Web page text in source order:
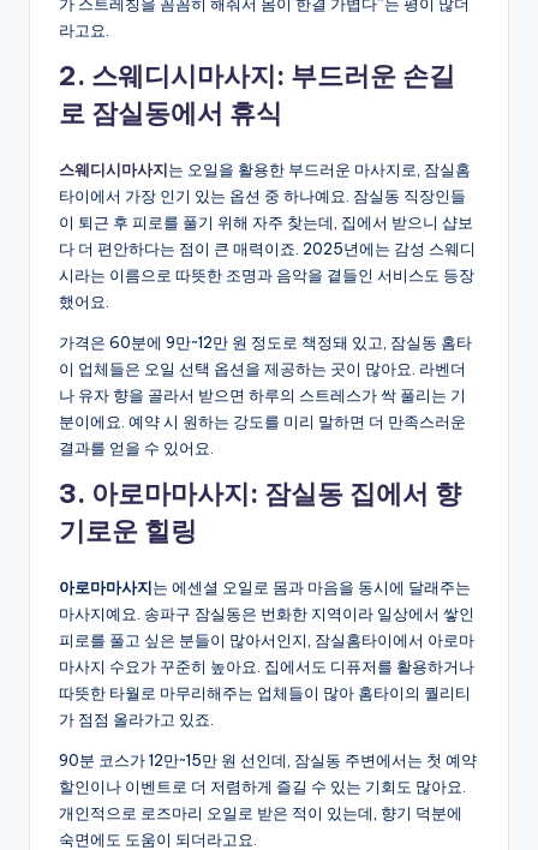
라고요.
2. 스웨디시마사지: 부드러운 손길
로 잠실동에서 휴식
스웨디시마사지는 오일을 활용한 부드러운 마사지로, 잠실홈
타이에서 가장 인기 있는 옵션 중 하나예요. 잠실동 직장인들
이 퇴근 후 피로를 풀기 위해 자주 찾는데, 집에서 받으니 샵보
다 더 편안하다는 점이 큰 매력이죠. 2025년에는 감성 스웨디
시라는 이름으로 따뜻한 조명과 음악을 곁들인 서비스도 등장
했어요.
가격은 60분에 9만~12만 원 정도로 책정돼 있고, 잠실동 홈타
이 업체들은 오일 선택 옵션을 제공하는 곳이 많아요. 라벤더
나 유자 향을 골라서 받으면 하루의 스트레스가 싹 풀리는 기
분이에요. 예약 시 원하는 강도를 미리 말하면 더 만족스러운
결과를 얻을 수 있어요.
3. 아로마마사지: 잠실동 집에서 향
기로운 힐링
아로마마사지는 에센셜 오일로 몸과 마음을 동시에 달래주는
마사지예요. 송파구 잠실동은 번화한 지역이라 일상에서 쌓인
피로를 풀고 싶은 분들이 많아서인지, 잠실홈타이에서 아로마
마사지 수요가 꾸준히 높아요. 집에서도 디퓨저를 활용하거나
따뜻한 타월로 마무리해주는 업체들이 많아 홈타이의 퀄리티
가 점점 올라가고 있죠.
90분 코스가 12만~15만 원 선인데, 잠실동 주변에서는 첫 예약
할인이나 이벤트로 더 저렴하게 즐길 수 있는 기회도 많아요.
개인적으로 로즈마리 오일로 받은 적이 있는데, 향기 덕분에
숙면에도 도움이 되더라고요.